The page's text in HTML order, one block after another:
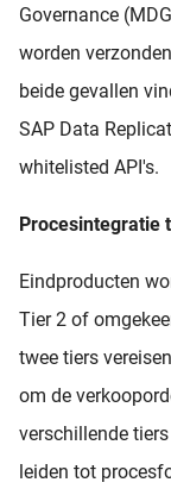
Governance
worden
beide gevallen
SAP Data
whitelisted API's.
Procesintegratie
Eindproducten
Tier 2 of
twee tiers
om de
verschillende
leiden tot